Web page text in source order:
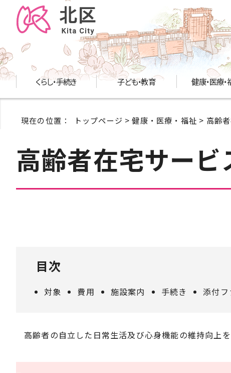
くらし・手続き 子ども・教育 健康・医療・
現在の位置： トップページ >健康・医療・福祉 > 高齢
高齢者在宅サービ
目次
対象 費用 施設案内 手続き 添付フ
高齢者の自立した日常生活及び心身機能の維持向上